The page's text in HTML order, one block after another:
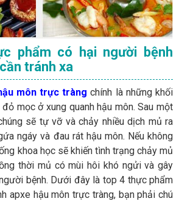
phẩm có hại người bệnh
ần tránh xa
môn trực tràng chính là những khối
mọc ở xung quanh hậu môn. Sau một
sẽ tự vỡ và chảy nhiều dịch mủ ra
ngáy và đau rát hậu môn. Nếu không
khoa học sẽ khiến tình trạng chảy mủ
thời mủ có mùi hôi khó ngửi và gây
bệnh. Dưới đây là top 4 thực phẩm
apxe hậu môn trực tràng, bạn phải chú